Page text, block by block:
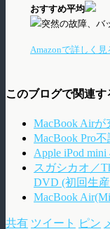
おすすめ平均
突然の故障、バ
Amazonで詳しく見
このブログで関連
MacBook Air
MacBook Pro
Apple iPod
スガシカオ／
DVD (初回生
MacBook
共有 ツイート ピン